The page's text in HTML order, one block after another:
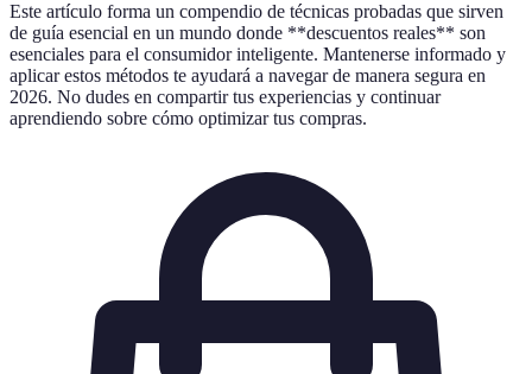
Este artículo forma un compendio de técnicas probadas que sirven
de guía esencial en un mundo donde **descuentos reales** son
esenciales para el consumidor inteligente. Mantenerse informado y
aplicar estos métodos te ayudará a navegar de manera segura en
2026. No dudes en compartir tus experiencias y continuar
aprendiendo sobre cómo optimizar tus compras.